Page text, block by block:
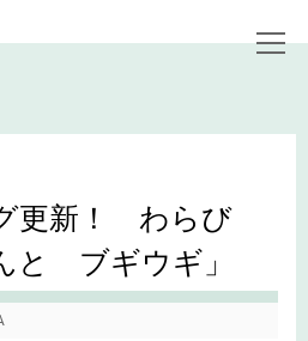
更新！ わらび
と ブギウギ」